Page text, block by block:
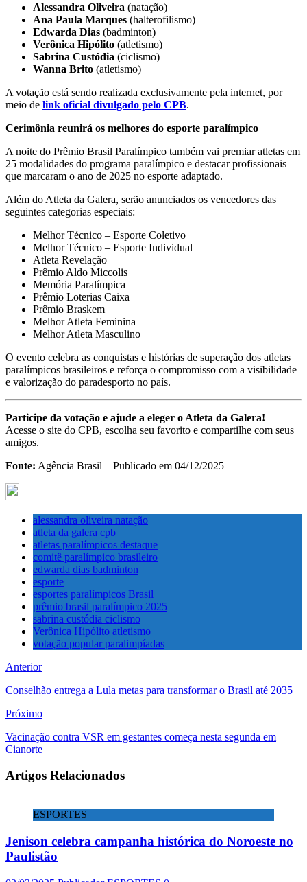
Alessandra Oliveira (natação)
Ana Paula Marques (halterofilismo)
Edwarda Dias (badminton)
Verônica Hipólito (atletismo)
Sabrina Custódia (ciclismo)
Wanna Brito (atletismo)
A votação está sendo realizada exclusivamente pela internet, por
meio de link oficial divulgado pelo CPB.
Cerimônia reunirá os melhores do esporte paralímpico
A noite do Prêmio Brasil Paralímpico também vai premiar atletas em
25 modalidades do programa paralímpico e destacar profissionais
que marcaram o ano de 2025 no esporte adaptado.
Além do Atleta da Galera, serão anunciados os vencedores das
seguintes categorias especiais:
Melhor Técnico – Esporte Coletivo
Melhor Técnico – Esporte Individual
Atleta Revelação
Prêmio Aldo Miccolis
Memória Paralímpica
Prêmio Loterias Caixa
Prêmio Braskem
Melhor Atleta Feminina
Melhor Atleta Masculino
O evento celebra as conquistas e histórias de superação dos atletas
paralímpicos brasileiros e reforça o compromisso com a visibilidade
e valorização do paradesporto no país.
Participe da votação e ajude a eleger o Atleta da Galera!
Acesse o site do CPB, escolha seu favorito e compartilhe com seus
amigos.
Fonte: Agência Brasil – Publicado em 04/12/2025
alessandra oliveira natação
atleta da galera cpb
atletas paralímpicos destaque
comitê paralímpico brasileiro
edwarda dias badminton
esporte
esportes paralímpicos Brasil
prêmio brasil paralímpico 2025
sabrina custódia ciclismo
Verônica Hipólito atletismo
votação popular paralimpíadas
Anterior
Conselhão entrega a Lula metas para transformar o Brasil até 2035
Próximo
Vacinação contra VSR em gestantes começa nesta segunda em
Cianorte
Artigos Relacionados
ESPORTES
Jenison celebra campanha histórica do Noroeste no
Paulistão